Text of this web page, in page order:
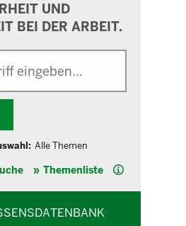
UND
BEI DER ARBEIT.
Alle Themen
Themenliste Hilfe